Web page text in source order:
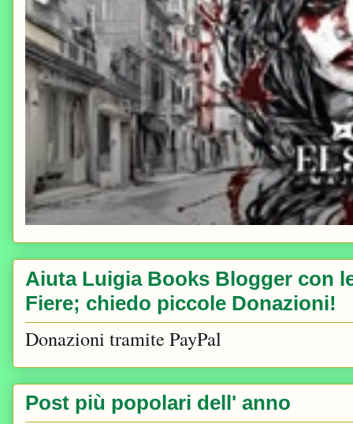
Aiuta Luigia Books Blogger con
Fiere; chiedo piccole Donazioni!
Donazioni tramite PayPal
Post più popolari dell' anno